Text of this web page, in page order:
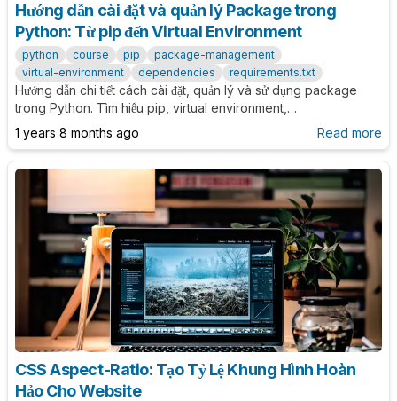
Hướng dẫn cài đặt và quản lý Package trong
Python: Từ pip đến Virtual Environment
python course pip
package-management
virtual-environment
dependencies requirements.txt
Hướng dẫn chi tiết cách cài đặt, quản lý và sử dụng package
trong Python. Tìm hiểu pip, virtual environment,
requirements.txt và các best practices để quản lý
dependencies hiệu quả.
1 years 8 months ago Read more
CSS Aspect-Ratio: Tạo Tỷ Lệ Khung Hình Hoàn
Hảo Cho Website